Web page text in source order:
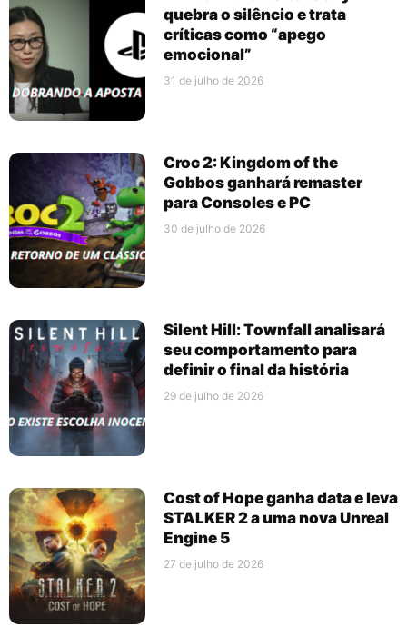
quebra o silêncio e trata
críticas como “apego
emocional”
31 de julho de 2026
Croc 2: Kingdom of the
Gobbos ganhará remaster
para Consoles e PC
30 de julho de 2026
Silent Hill: Townfall analisará
seu comportamento para
definir o final da história
29 de julho de 2026
Cost of Hope ganha data e leva
STALKER 2 a uma nova Unreal
Engine 5
27 de julho de 2026